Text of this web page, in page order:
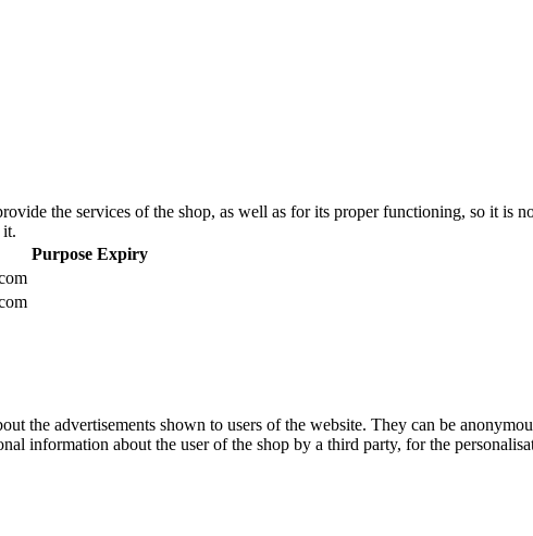
the services of the shop, as well as for its proper functioning, so it is
it.
Purpose Expiry
the advertisements shown to users of the website. They can be
information about the user of the shop by a third party, for the